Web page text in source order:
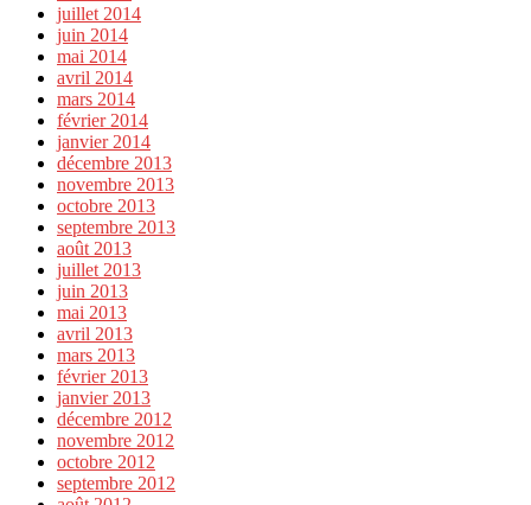
juillet 2014
juin 2014
mai 2014
avril 2014
mars 2014
février 2014
janvier 2014
décembre 2013
novembre 2013
octobre 2013
septembre 2013
août 2013
juillet 2013
juin 2013
mai 2013
avril 2013
mars 2013
février 2013
janvier 2013
décembre 2012
novembre 2012
octobre 2012
septembre 2012